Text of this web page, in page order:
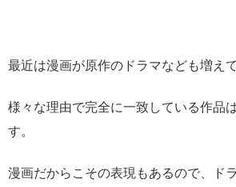
最近は漫画が原作のドラマなども増え
様々な理由で完全に一致している作品
す。
漫画だからこその表現もあるので、ド